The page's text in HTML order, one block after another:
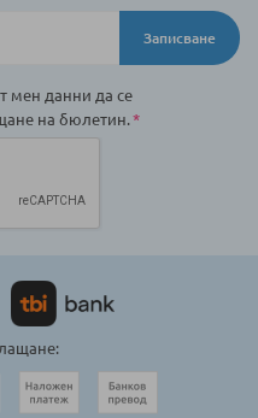
Записване
мен данни да се
на бюлетин.